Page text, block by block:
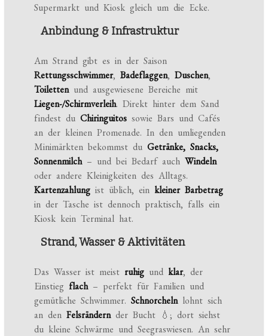
Supermarkt und Kiosk gleich um die Ecke.
Anbindung & Infrastruktur
Am Strand gibt es in der Saison
Rettungsschwimmer,Badeflaggen,Duschen,
Toilettenund ausgewiesene Bereiche mit
Liegen-/Schirmverleih. Direkt hinter dem Sand
findest duChiringuitos sowie Bars und Cafés
an der kleinen Promenade. In den umliegenden
Minimärkten bekommst duGetränke, Snacks,
Sonnenmilch– und bei Bedarf auchWindeln
oder andere Kleinigkeiten des Alltags.
Kartenzahlung ist üblich, einkleiner Barbetrag
in der Tasche ist dennoch praktisch, falls ein
Kiosk kein Terminal hat.
Strand, Wasser & Aktivitäten
Das Wasser ist meist ruhig undklar, der
Einstiegflach– perfekt für Familien und
gemütliche Schwimmer.Schnorchelnlohnt sich
an denFelsrändernder Bucht 💧; dort siehst
du kleine Schwärme und Seegraswiesen. An sehr